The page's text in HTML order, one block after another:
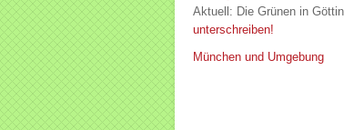
Aktuell: Die Grünen in
unterschreiben!
München und Umgebung